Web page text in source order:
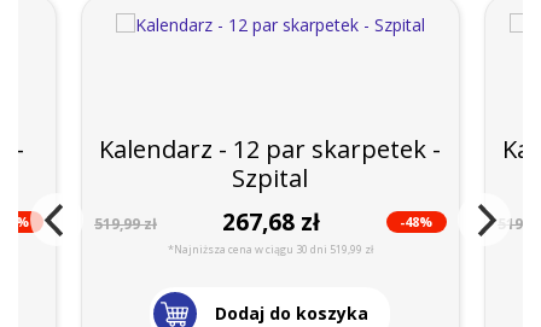
Kalendarz - 12 par skarpetek -
Szpital
519,99 zł 267,68 zł -48%
*Najniższa cena w ciągu 30 dni 519,99 zł
Dodaj do koszyka
-